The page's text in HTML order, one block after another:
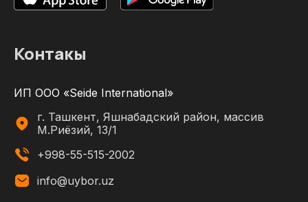
Контакы
ИП ООО «Seide International»
г. Ташкент, Яшнабадский район, массив
М.Риёзий, 13/1
+998-55-515-2002
info@uybor.uz